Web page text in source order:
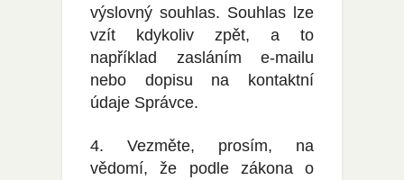
výslovný souhlas. Souhlas lze
vzít kdykoliv zpět, a to
například zasláním e-mailu
nebo dopisu na kontaktní
údaje Správce.
4. Vezměte, prosím, na
vědomí, že podle zákona o